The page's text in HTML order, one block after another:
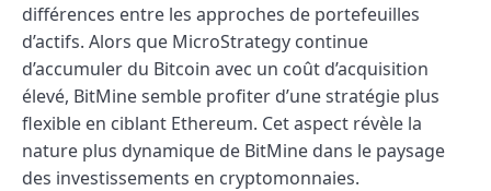
différences entre les approches de portefeuilles
d’actifs. Alors que MicroStrategy continue
d’accumuler du Bitcoin avec un coût d’acquisition
élevé, BitMine semble profiter d’une stratégie plus
flexible en ciblant Ethereum. Cet aspect révèle la
nature plus dynamique de BitMine dans le paysage
des investissements en cryptomonnaies.